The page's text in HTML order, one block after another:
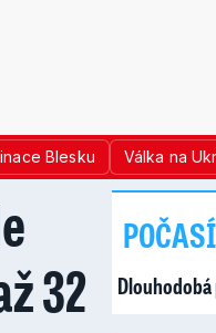
Blesku Válka na
32
POČASÍ